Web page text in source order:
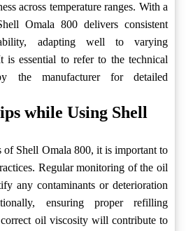
across temperature ranges. With a
Omala 800 delivers consistent
adapting well to varying
is essential to refer to the technical
the manufacturer for detailed
while Using Shell
of Shell Omala 800, it is important to
Regular monitoring of the oil
any contaminants or deterioration
ensuring proper refilling
correct oil viscosity will contribute to